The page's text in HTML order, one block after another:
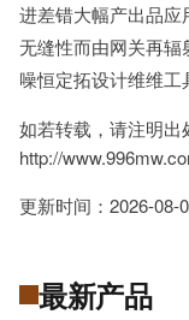
进差错大幅产出品应
无缝性而由网关再
噪恒定拓设计维维工
如若转载，请注明出
http://
更新时间：2026-08-
最新产品